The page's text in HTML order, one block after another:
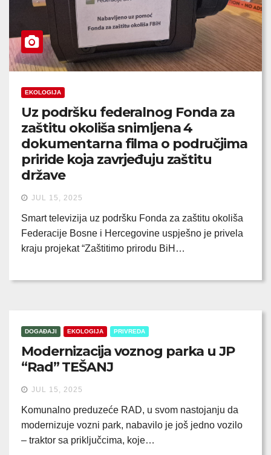
EKOLOGIJA
Uz podršku federalnog Fonda za
zaštitu okoliša snimljena 4
dokumentarna filma o područjima
priride koja zavrjeđuju zaštitu
države
JUL 15, 2025
Smart televizija uz podršku Fonda za zaštitu okoliša
Federacije Bosne i Hercegovine uspješno je privela
kraju projekat “Zaštitimo prirodu BiH…
DOGAĐAJI EKOLOGIJA PRIVREDA
Modernizacija voznog parka u JP
“Rad” TEŠANJ
JUL 15, 2025
Komunalno preduzeće RAD, u svom nastojanju da
modernizuje vozni park, nabavilo je još jedno vozilo
– traktor sa priključcima, koje…